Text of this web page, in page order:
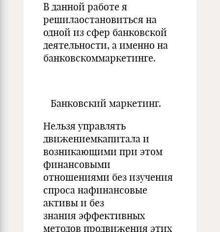
В данной работе я
решилаостановиться на
одной из сфер банковской
деятельности, а именно на
банковскоммаркетинге.
Банковский маркетинг.
Нельзя управлять
движениемкапитала и
возникающими при этом
финансовыми
отношениями без изучения
спроса нафинансовые
активы и без
знания эффективных
методов продвижения этих